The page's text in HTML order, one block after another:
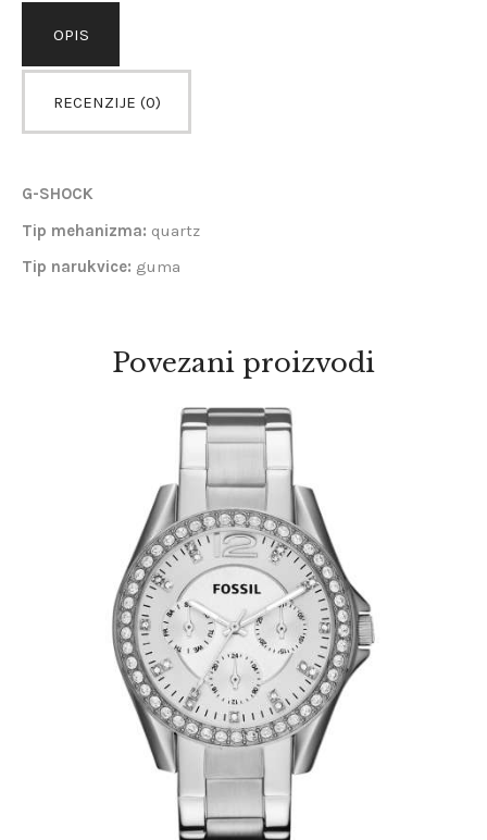
OPIS
RECENZIJE (0)
G-SHOCK
Tip mehanizma: quartz
Tip narukvice: guma
Povezani proizvodi
FOSSIL ES3202
345.00 KM